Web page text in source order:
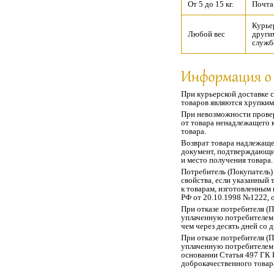
От 5 до 15 кг.
Любой вес
При курьерской доставке
товаров являются
При невозможности
от товара ненадлежащего
товара.
Возврат товара
документ,
и место получения товара.
Потребитель (Покупатель)
свойства, если
к товарам, изготовленным
РФ от 20.10.1998 №1222,
При отказе потребителя (
уплаченную
чем через десять дней со
При отказе потребителя (
уплаченную
основании Статья 497 ГК
доброкачественного